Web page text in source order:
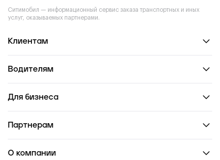
Ситимобил — информационный сервис заказа транспортных и иных
услуг, оказываемых партнерами.
Клиентам
Водителям
Для бизнеса
Партнерам
О компании